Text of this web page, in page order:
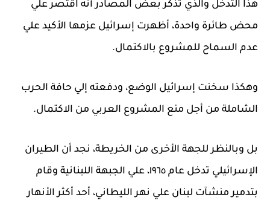
هذا التدخل والذي تذكر بعض المصادر أنه اقتصر علي
محض طائرة واحدة، أظهرت إسرائيل عزمها الأكيد علي
عدم السماح للمشروع بالاكتمال.
وهكذا سخنت إسرائيل الوضع، ودفعته إلي حافة الحرب
الشاملة من أجل منع المشروع العربي من الاكتمال.
بل وبالنظر للجهة الأخرى من الخريطة، نجد أن الطيران
الإسرائيلي تدخل عام ١٩٦٥، علي الجبهة اللبنانية وقام
بتدمير منشآت لبنان علي نهر الليطاني، أحد أكثر الأنهار